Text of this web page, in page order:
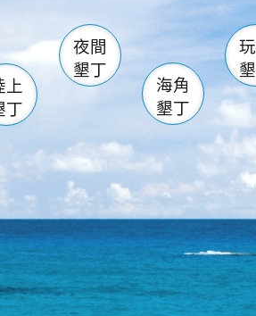
南仁湖
滿州 佳樂水
森林遊樂區
墾管處遊客中心
社頂公園 風吹沙
船帆石 龍磐公
香蕉灣 龍坑
鵝鑾鼻
上
丁
夜間
墾丁
海角
墾丁